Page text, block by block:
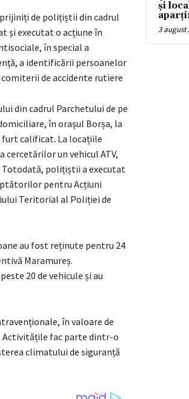
de polițiștii din cadrul
și executat o acțiune în
în special a
a identificării persoanelor
de accidente rutiere
din cadrul Parchetului de pe
în orașul Borșa, la
calificat. La locațiile
un vehicul ATV,
polițiștii a executat
pentru Acțiuni
Teritorial al Poliției de
au fost reținute pentru 24
Maramureș.
20 de vehicule și au
în valoare de
Activitățile fac parte dintr-o
climatului de siguranță
și
3 august